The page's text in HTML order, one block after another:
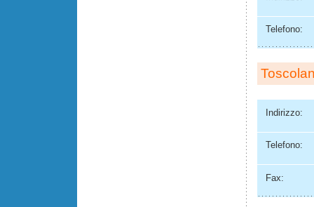
Telefono:
Indirizzo:
Telefono:
Fax: